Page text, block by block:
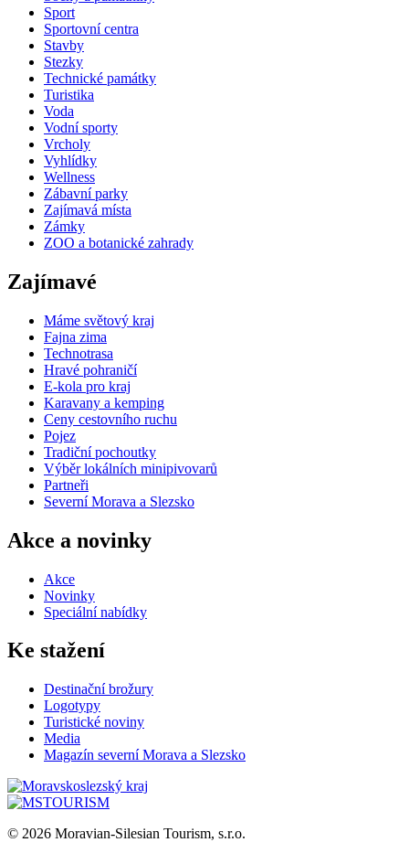
Sport
Sportovní centra
Stavby
Stezky
Technické památky
Turistika
Voda
Vodní sporty
Vrcholy
Vyhlídky
Wellness
Zábavní parky
Zajímavá místa
Zámky
ZOO a botanické zahrady
Zajímavé
Máme světový kraj
Fajna zima
Technotrasa
Hravé pohraničí
E-kola pro kraj
Karavany a kemping
Ceny cestovního ruchu
Pojez
Tradiční pochoutky
Výběr lokálních minipivovarů
Partneři
Severní Morava a Slezsko
Akce a novinky
Akce
Novinky
Speciální nabídky
Ke stažení
Destinační brožury
Logotypy
Turistické noviny
Media
Magazín severní Morava a Slezsko
© 2026 Moravian-Silesian Tourism, s.r.o.